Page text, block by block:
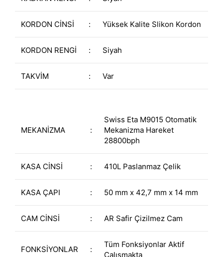
KORDON CİNSİ : Yüksek Kalite Slikon Kordon
KORDON RENGİ : Siyah
TAKVİM : Var
MEKANİZMA :
Swiss Eta M9015 Otomatik
Mekanizma Hareket
28800bph
KASA CİNSİ : 410L Paslanmaz Çelik
KASA ÇAPI : 50 mm x 42,7 mm x 14 mm
CAM CİNSİ : AR Safir Çizilmez Cam
FONKSİYONLAR :
Tüm Fonksiyonlar Aktif
Çalışmakta